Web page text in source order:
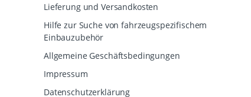
Lieferung und Versandkosten
Hilfe zur Suche von fahrzeugspezifischem
Einbauzubehör
Allgemeine Geschäftsbedingungen
Impressum
Datenschutzerklärung